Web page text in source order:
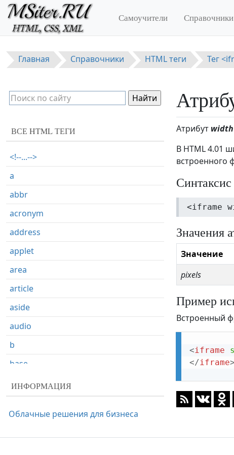
Перейти к основному содержанию
Самоучители Справочники
Главная Справочники HTML теги Тег
Атрибут width
В HTML 4.01
встроенного
Синтаксис
<iframe
Значения
Значение
pixels
Пример
Встроенный
<iframe
</iframe>
ВСЕ HTML ТЕГИ
<!--...-->
a
abbr
acronym
address
applet
area
article
aside
audio
b
base
basefont
bdo
big
ИНФОРМАЦИЯ
Облачные решения для бизнеса